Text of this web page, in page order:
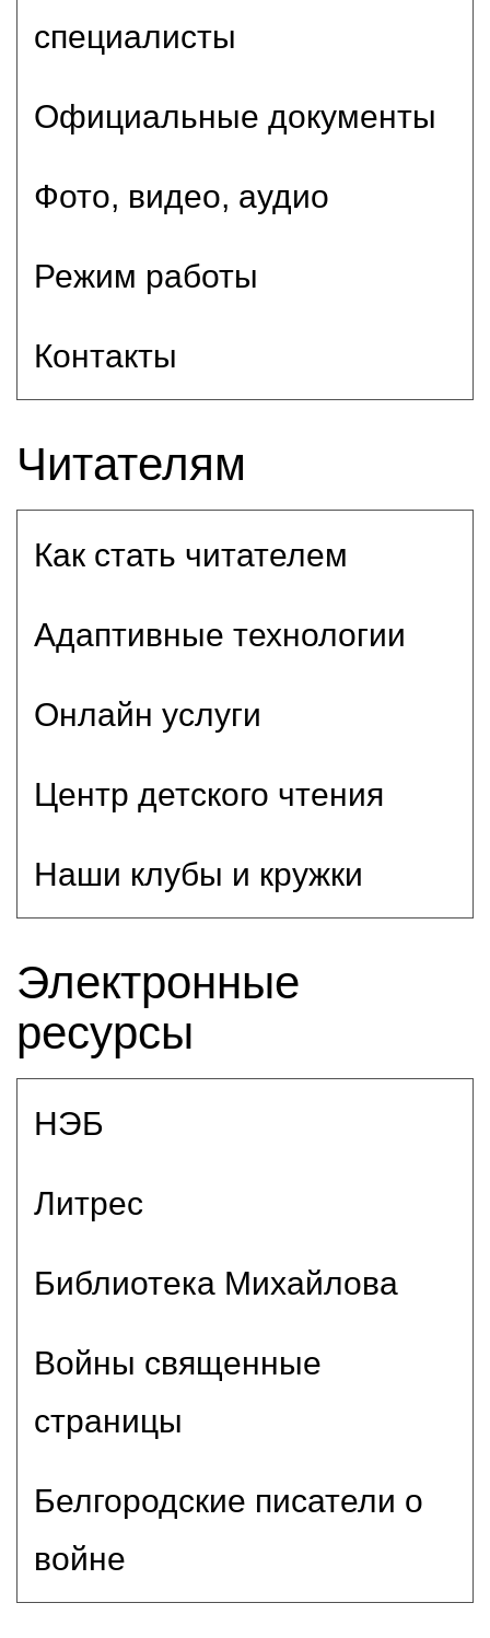
специалисты
Официальные документы
Фото, видео, аудио
Режим работы
Контакты
Читателям
Как стать читателем
Адаптивные технологии
Онлайн услуги
Центр детского чтения
Наши клубы и кружки
Электронные
ресурсы
НЭБ
Литрес
Библиотека Михайлова
Войны священные
страницы
Белгородские писатели о
войне